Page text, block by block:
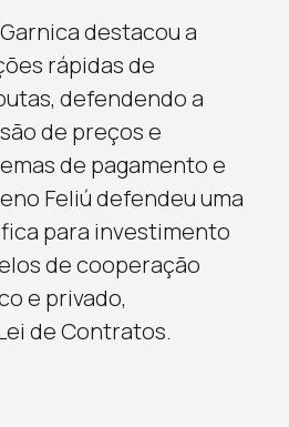
destacou a
rápidas de
defendendo a
de preços e
de pagamento e
Feliú defendeu uma
para investimento
de cooperação
e privado,
de Contratos.